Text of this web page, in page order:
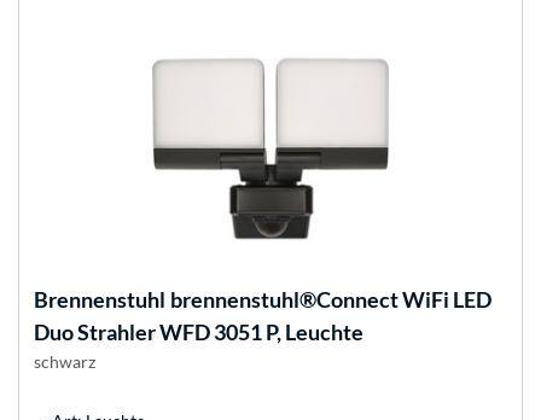
Brennenstuhl brennenstuhl®Connect WiFi LED
Duo Strahler WFD 3051 P, Leuchte
schwarz